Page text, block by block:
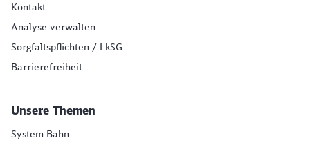
Kontakt
Analyse verwalten
Sorgfaltspflichten / LkSG
Barrierefreiheit
Unsere Themen
System Bahn